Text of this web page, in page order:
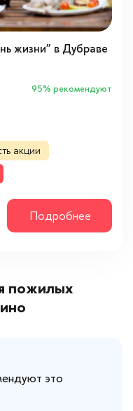
жизни” в Дубраве
95% рекомендуют
акции
Подробнее
пожилых
это